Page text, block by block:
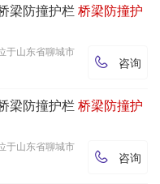
梁防撞护栏 桥梁防撞护
 咨询
于山东省聊城市
梁防撞护栏 桥梁防撞护
 咨询
于山东省聊城市